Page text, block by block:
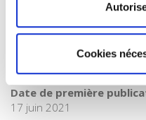
Cookies
J Society & social sciences
Code publique Onix
06 Professionnel et
Date de première
17 juin 2021